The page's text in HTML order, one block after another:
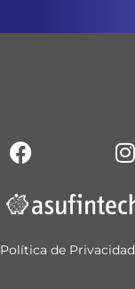
Política de Privacidad